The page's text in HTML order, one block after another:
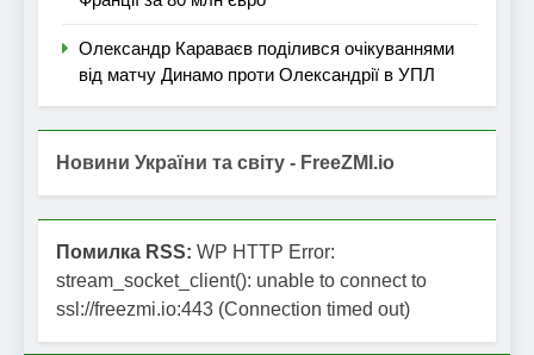
Олександр Караваєв поділився очікуваннями
від матчу Динамо проти Олександрії в УПЛ
Новини України та світу - FreeZMI.io
Помилка RSS: WP HTTP Error:
stream_socket_client(): unable to connect to
ssl://freezmi.io:443 (Connection timed out)